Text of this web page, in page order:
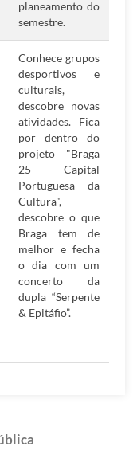
planeamento do
semestre.
Conhece grupos
desportivos e
culturais,
descobre novas
atividades. Fica
por dentro do
projeto "Braga
25 Capital
Portuguesa da
Cultura",
descobre o que
Braga tem de
melhor e fecha
o dia com um
concerto da
dupla “Serpente
& Epitáfio”.